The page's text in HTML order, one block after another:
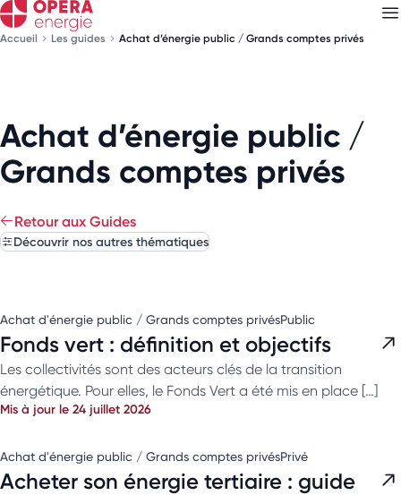
Accueil Les guides Achat d’énergie public / Grands comptes privés
Achat d’énergie public /
Grands comptes privés
Retour aux Guides
Découvrir nos autres thématiques
Achat d'énergie public / Grands comptes privésPublic
Fonds vert : définition et objectifs
Les collectivités sont des acteurs clés de la transition
énergétique. Pour elles, le Fonds Vert a été mis en place […]
Mis à jour le 24 juillet 2026
Achat d'énergie public / Grands comptes privésPrivé
Acheter son énergie tertiaire : guide
Choisissez les newsletters qui vous intéressent